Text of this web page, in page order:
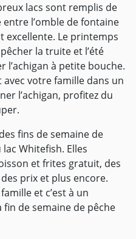
lacs sont remplis de
l’omble de fontaine
excellente. Le printemps
la truite et l’été
l’achigan à petite bouche.
votre famille dans un
l’achigan, profitez du
fins de semaine de
Whitefish. Elles
et frites gratuit, des
prix et plus encore.
et c’est à un
de semaine de pêche